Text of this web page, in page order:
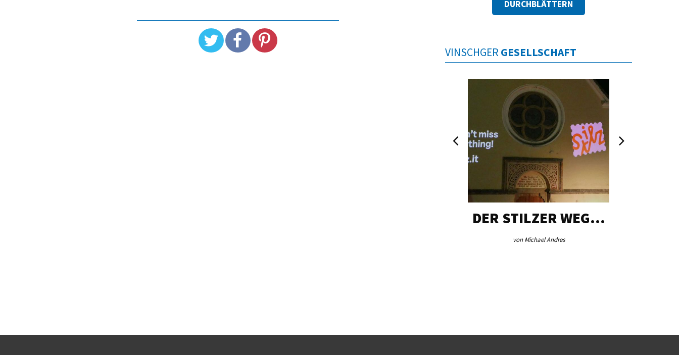
DURCHBLÄTTERN
VINSCHGER GESELLSCHAFT
DER STILZER WEG…
von Michael Andres